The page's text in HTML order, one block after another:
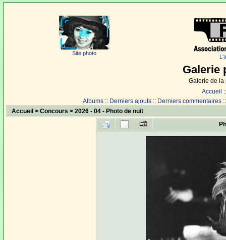
Site photo
Galerie
Galerie de la
Accueil
Albums :: Derniers ajouts :: Derniers commentaires
Accueil >Concours >2026 - 04 - Photo de nuit